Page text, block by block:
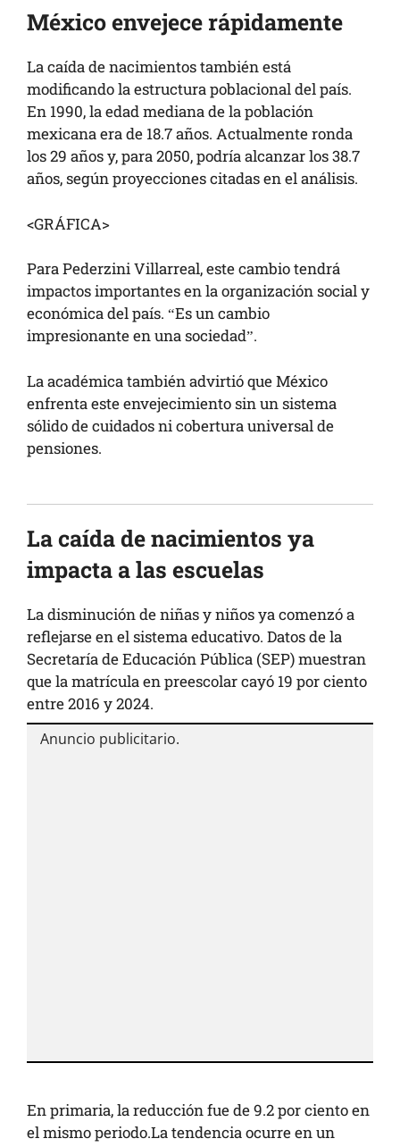
México envejece rápidamente
La caída de nacimientos también está
modificando la estructura poblacional del país.
En 1990, la edad mediana de la población
mexicana era de 18.7 años. Actualmente ronda
los 29 años y, para 2050, podría alcanzar los 38.7
años, según proyecciones citadas en el análisis.
<GRÁFICA>
Para Pederzini Villarreal, este cambio tendrá
impactos importantes en la organización social y
económica del país. “Es un cambio
impresionante en una sociedad”.
La académica también advirtió que México
enfrenta este envejecimiento sin un sistema
sólido de cuidados ni cobertura universal de
pensiones.
La caída de nacimientos ya
impacta a las escuelas
La disminución de niñas y niños ya comenzó a
reflejarse en el sistema educativo. Datos de la
Secretaría de Educación Pública (SEP) muestran
que la matrícula en preescolar cayó 19 por ciento
entre 2016 y 2024.
En primaria, la reducción fue de 9.2 por ciento en
el mismo periodo.La tendencia ocurre en un